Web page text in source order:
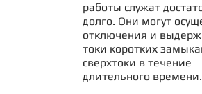
работы служат
долго. Они могут
отключения и
токи коротких
сверхтоки в течение
длительного времени.